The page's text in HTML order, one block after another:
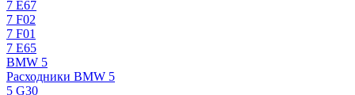
7 Е67
7 F02
7 F01
7 E65
BMW 5
Расходники BMW 5
5 G30